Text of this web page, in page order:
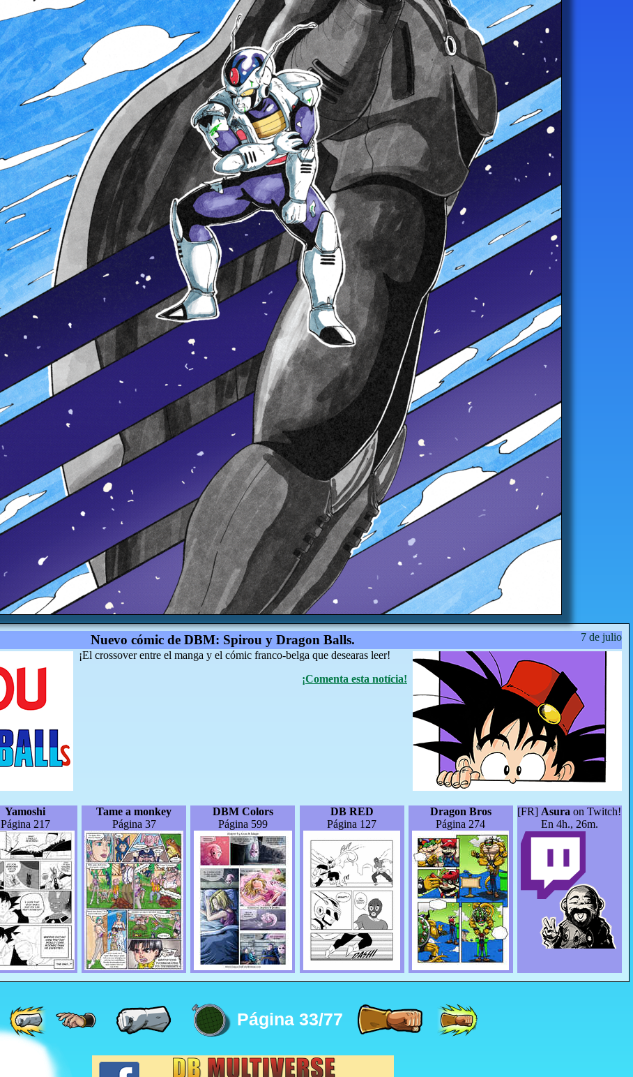
7 de julio
Nuevo cómic de DBM: Spirou y Dragon Balls.
¡El crossover entre el manga y el cómic franco-belga que desearas leer!
¡Comenta esta notícia!
Yamoshi
Página 217
Tame a monkey
Página 37
DBM Colors
Página 599
DB RED
Página 127
Dragon Bros
Página 274
[FR] Asura on Twitch!
En 4h., 26m.
Página 33/77